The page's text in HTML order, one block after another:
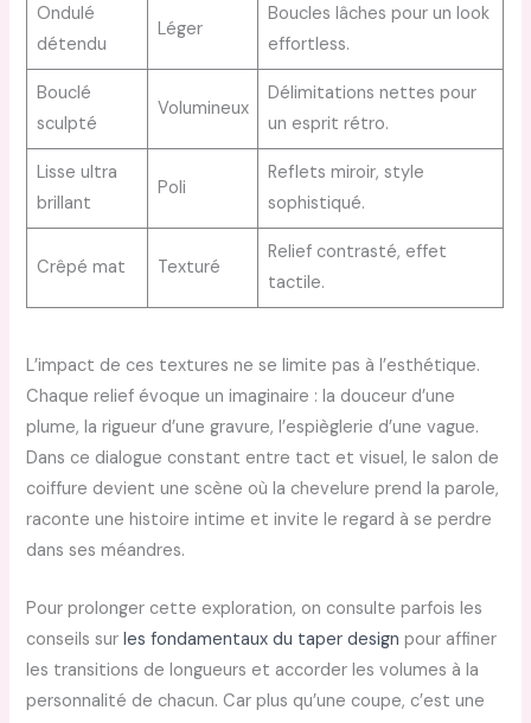
Ondulé
détendu
Léger
Boucles lâches pour un look
effortless.
Bouclé
sculpté
Volumineux
Délimitations nettes pour
un esprit rétro.
Lisse ultra
brillant
Poli
Reflets miroir, style
sophistiqué.
Crêpé mat Texturé
Relief contrasté, effet
tactile.
L’impact de ces textures ne se limite pas à l’esthétique.
Chaque relief évoque un imaginaire : la douceur d’une
plume, la rigueur d’une gravure, l’espièglerie d’une vague.
Dans ce dialogue constant entre tact et visuel, le salon de
coiffure devient une scène où la chevelure prend la parole,
raconte une histoire intime et invite le regard à se perdre
dans ses méandres.
Pour prolonger cette exploration, on consulte parfois les
conseils surles fondamentaux du taper design pour affiner
les transitions de longueurs et accorder les volumes à la
personnalité de chacun. Car plus qu’une coupe, c’est une